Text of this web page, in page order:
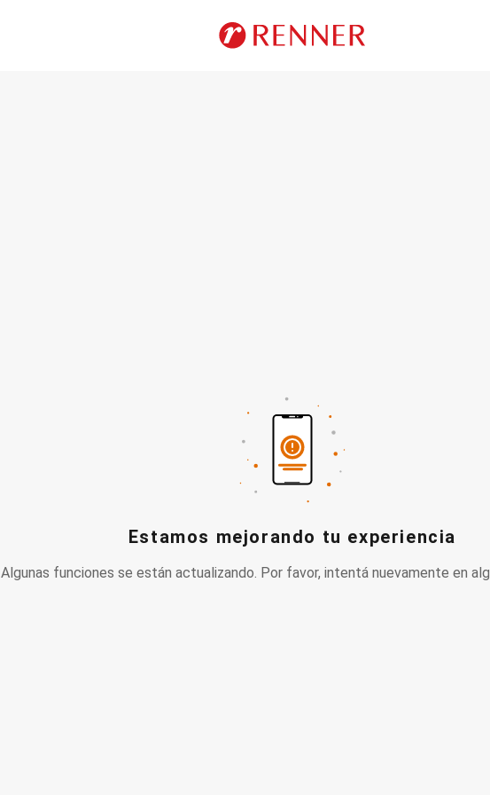
Estamos mejorando tu experiencia
Algunas funciones se están actualizando. Por favor, intentá nuevamente en